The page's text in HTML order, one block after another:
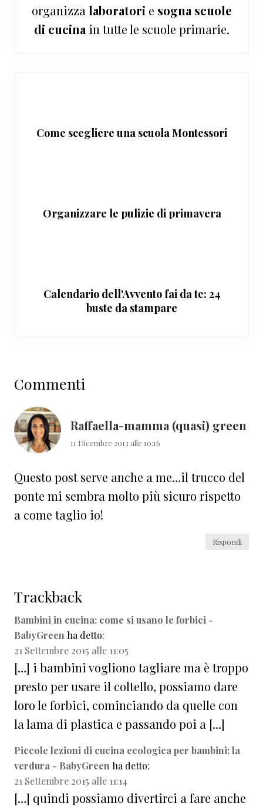
organizza laboratori e sogna scuole
di cucina in tutte le scuole primarie.
Come scegliere una scuola Montessori
Organizzare le pulizie di primavera
Calendario dell'Avvento fai da te: 24
buste da stampare
del
lettore
Commenti
Raffaella-mamma (quasi) green
11 Dicembre 2013 alle 10:16
Questo post serve anche a me…il trucco del
ponte mi sembra molto più sicuro rispetto
a come taglio io!
Rispondi
Trackback
Bambini in cucina: come si usano le forbici -
BabyGreen ha detto:
21 Settembre 2015 alle 11:05
[…] i bambini vogliono tagliare ma è troppo
presto per usare il coltello, possiamo dare
loro le forbici, cominciando da quelle con
la lama di plastica e passando poi a […]
Piccole lezioni di cucina ecologica per bambini: la
verdura - BabyGreen ha detto:
21 Settembre 2015 alle 11:14
[…] quindi possiamo divertirci a fare anche